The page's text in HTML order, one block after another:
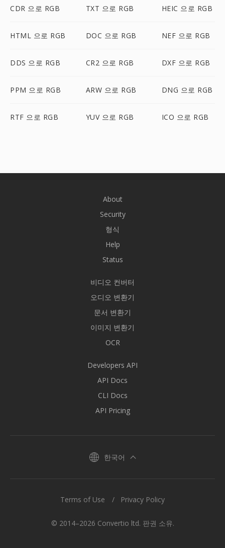
CDR 으로 RGB TXT 으로 RGB HEIC 으로 RGB
HTML 으로 RGB DOC 으로 RGB NEF 으로 RGB
DDS 으로 RGB CR2 으로 RGB DXF 으로 RGB
PPM 으로 RGB ARW 으로 RGB DNG 으로 RGB
RTF 으로 RGB YUV 으로 RGB ICO 으로 RGB
About
Security
형식
Help
Status
비디오 컨버터
오디오 변환기
문서 변환기
이미지 변환기
OCR
Developers API
API Docs
CLI Docs
API Pricing
한국어
© 2014–2026 Convertio ltd. 판권 소유.
Terms of Use Privacy Policy